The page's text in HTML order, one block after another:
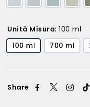
Unità Misura: 100 ml
100 ml
700 ml
Share